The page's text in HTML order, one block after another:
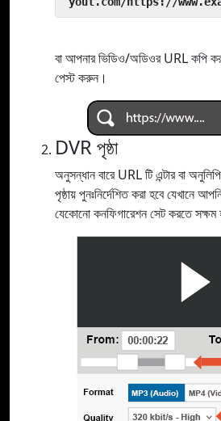
বা আপনার ভিডিও/অডিওর URL কপি
পেস্ট করুন।
DVR পৃষ্ঠা
অনুসন্ধান বারে URL টি এন্টার বা
পৃষ্ঠায় পুনঃনির্দেশিত করা হবে যেখানে
যেকোনো কনফিগারেশন সেট করতে সক্ষম